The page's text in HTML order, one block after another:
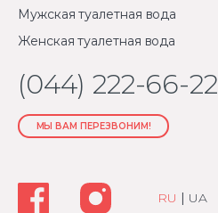
Мужская туалетная вода
Женская туалетная вода
(044) 222-66-22
МЫ ВАМ ПЕРЕЗВОНИМ!
RU | UA